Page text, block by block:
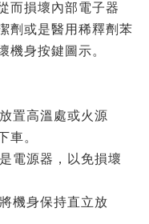
而損壞內部電子器
劑或是醫用稀釋劑苯
機身按鍵圖示。
置高溫處或火源
車。
電源器，以免損壞
機身保持直立放